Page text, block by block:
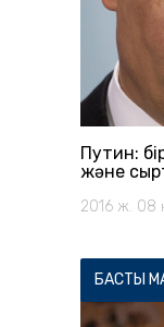
Путин:
және
2016 ж. 08
БАСТЫ